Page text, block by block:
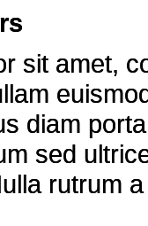
sit amet,
diam
sed
rutrum